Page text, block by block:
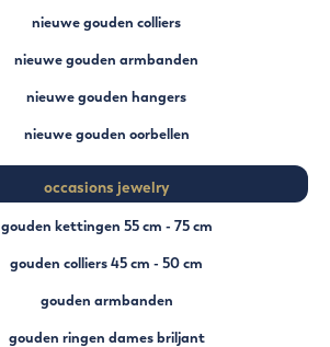
nieuwe gouden colliers
nieuwe gouden armbanden
nieuwe gouden hangers
nieuwe gouden oorbellen
occasions jewelry
gouden kettingen 55 cm - 75 cm
gouden colliers 45 cm - 50 cm
gouden armbanden
gouden ringen dames briljant